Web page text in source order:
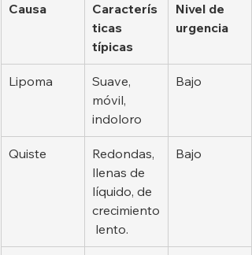
Causa
Caracterís
ticas
típicas
Nivel de
urgencia
Lipoma
Suave,
móvil,
indoloro
Bajo
Quiste
Redondas,
llenas de
líquido, de
crecimiento
lento.
Bajo